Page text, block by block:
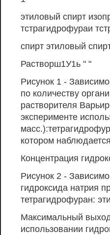
этиловый спирт
тстрагидрофураи
спирт этиловый
Растворш1У1ь " "
Рисунок 1 -
по количеству
растворителя
эксперименте
котором
Концентрация
Рисунок 2 -
гидроксида натрия
тетрагидрофуран:
Максимальный
использовании